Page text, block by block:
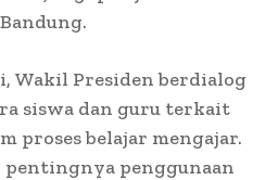
Wakil Presiden berdialog
siswa dan guru terkait
proses belajar mengajar.
pentingnya penggunaan